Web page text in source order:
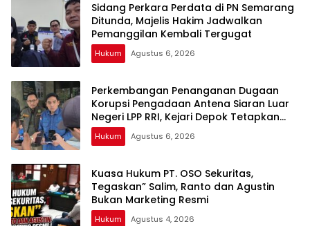
Sidang Perkara Perdata di PN Semarang
Ditunda, Majelis Hakim Jadwalkan
Pemanggilan Kembali Tergugat
Hukum Agustus 6, 2026
Perkembangan Penanganan Dugaan
Korupsi Pengadaan Antena Siaran Luar
Negeri LPP RRI, Kejari Depok Tetapkan
Satu Tersangka Baru
Hukum Agustus 6, 2026
Kuasa Hukum PT. OSO Sekuritas,
Tegaskan” Salim, Ranto dan Agustin
Bukan Marketing Resmi
Hukum Agustus 4, 2026